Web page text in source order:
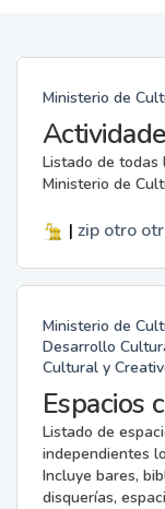
Ministerio de
Listado de todas
Ministerio de
| zip otro
Ministerio de
Desarrollo
Cultural y
Espacios
Listado de
independientes
Incluye bares,
disquerías,